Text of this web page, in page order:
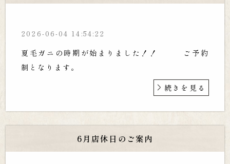
2026-06-04 14:54:22
夏毛ガニの時期が始まりました！！ ご予約
制となります。
続きを見る
6月店休日のご案内